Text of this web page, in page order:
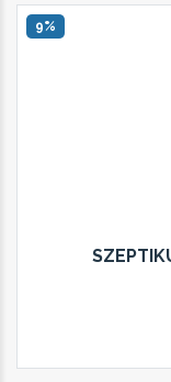
9%